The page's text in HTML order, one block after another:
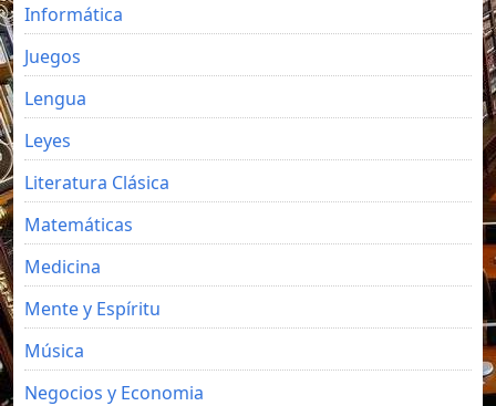
Informática
Juegos
Lengua
Leyes
Literatura Clásica
Matemáticas
Medicina
Mente y Espíritu
Música
Negocios y Economia